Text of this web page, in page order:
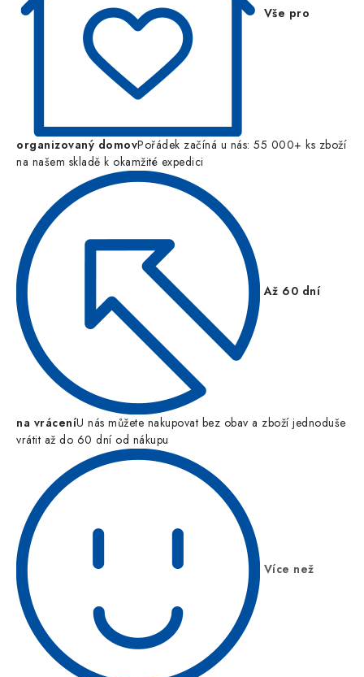
Vše pro
organizovaný domovPořádek začíná u nás: 55 000+ ks zboží
na našem skladě k okamžité expedici
Až 60 dní
na vráceníU nás můžete nakupovat bez obav a zboží jednoduše
vrátit až do 60 dní od nákupu
Více než